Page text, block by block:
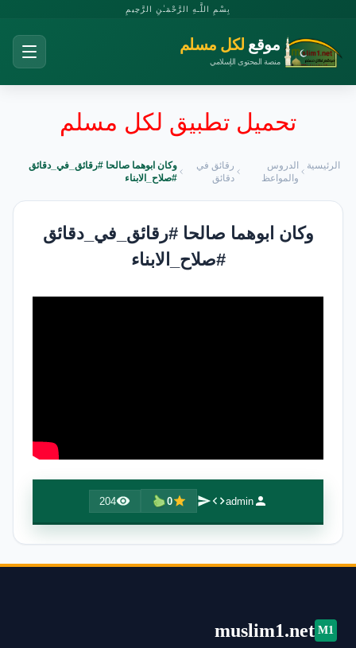
بِسْمِ اللَّـهِ الرَّحْمَـٰنِ الرَّحِيمِ
موقع لكل مسلم
منصة المحتوى الإسلامي
تحميل تطبيق لكل مسلم
الرئيسية
الدروس
والمواعظ
رقائق في
دقائق
وكان ابوهما صالحا #رقائق_في_دقائق
#صلاح_الابناء
وكان ابوهما صالحا #رقائق_في_دقائق
#صلاح_الابناء
admin
0
204
M1
muslim1.net